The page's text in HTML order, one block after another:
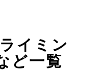
イミン
ど一覧